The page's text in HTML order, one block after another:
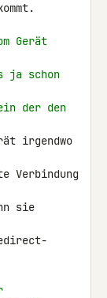
Gerät
ja schon
der den
irgendwo
Verbindung
sie